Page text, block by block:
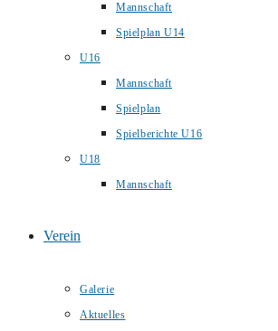
Mannschaft
Spielplan U14
U16
Mannschaft
Spielplan
Spielberichte U16
U18
Mannschaft
Verein
Galerie
Aktuelles